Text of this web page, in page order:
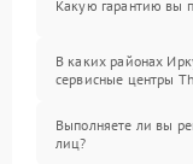
Какую гарантию вы
В каких районах
сервисные центры
Выполняете ли вы
лиц?